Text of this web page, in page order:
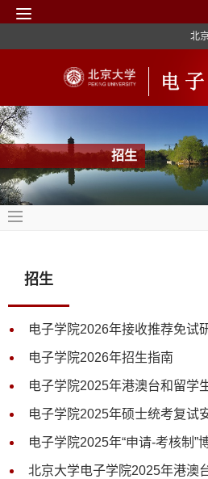
北
招生
招生
电子学院2026年接收推荐免试
电子学院2026年招生指南
电子学院2025年港澳台和留学
电子学院2025年硕士统考复试
电子学院2025年“申请-考核制”
北京大学电子学院2025年港澳